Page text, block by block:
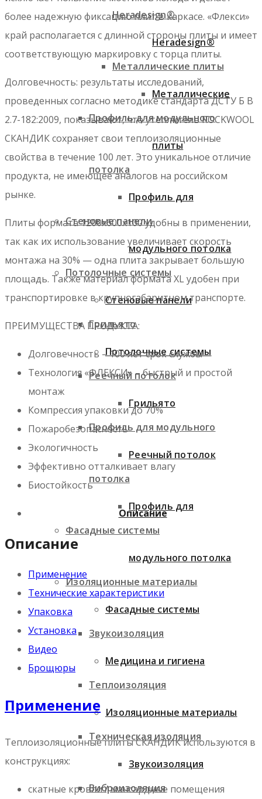
Heradesign®
Металлические плиты
Профиль для модульного
потолка
Стеновые панели
Потолочные системы
Грильято
Реечный потолок
Профиль для модульного
потолка
Фасадные системы
Изоляционные материалы
Звукоизоляция
Теплоизоляция
Техническая изоляция
Виброизоляция
Heradesign®
Металлические
плиты
Профиль для
модульного потолка
Стеновые панели
Потолочные системы
Грильято
Реечный потолок
Профиль для
модульного потолка
Фасадные системы
Медицина и гигиена
Изоляционные материалы
Звукоизоляция
более надежную фиксацию плит в каркасе. «Флекси»
край располагается с длинной стороны плиты и имеет
соответствующую маркировку с торца плиты.
Долговечность: результаты исследований,
проведенных согласно методике стандарта ДСТУ Б В
2.7-182:2009, показывают, что утеплитель ROCKWOOL
СКАНДИК сохраняет свои теплоизоляционные
свойства в течение 100 лет. Это уникальное отличие
продукта, не имеющее аналогов на российском
рынке.
Плиты формата 1200х600х100 удобны в применении,
так как их использование увеличивает скорость
монтажа на 30% — одна плита закрывает большую
площадь. Также материал формата XL удобен при
транспортировке в крупногабаритном транспорте.
ПРЕИМУЩЕСТВА ПРОДУКТА:
Долговечность – 100 лет срок службы
Технология «ФЛЕКСИ» – быстрый и простой
монтаж
Компрессия упаковки до 70%
Пожаробезопасность
Экологичность
Эффективно отталкивает влагу
Биостойкость
Описание
Описание
Применение
Технические характеристики
Упаковка
Установка
Видео
Брощюры
Применение
Теплоизоляционные плиты СКАНДИК используются в
конструкциях:
скатные кровли / мансардные помещения